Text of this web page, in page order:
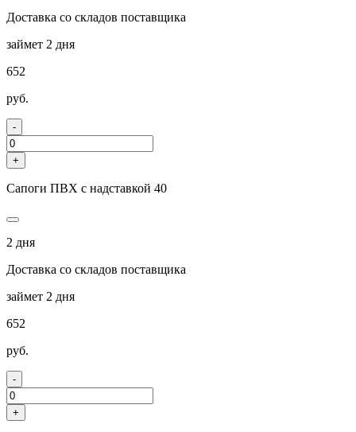
Доставка со складов поставщика
займет 2 дня
652
руб.
-
+
Сапоги ПВХ с надставкой 40
2 дня
Доставка со складов поставщика
займет 2 дня
652
руб.
-
+